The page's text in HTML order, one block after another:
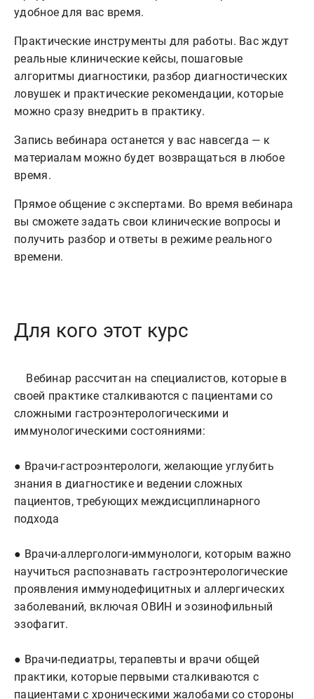
удобное для вас время.
Практические инструменты для работы. Вас ждут
реальные клинические кейсы, пошаговые
алгоритмы диагностики, разбор диагностических
ловушек и практические рекомендации, которые
можно сразу внедрить в практику.
Запись вебинара останется у вас навсегда — к
материалам можно будет возвращаться в любое
время.
Прямое общение с экспертами. Во время вебинара
вы сможете задать свои клинические вопросы и
получить разбор и ответы в режиме реального
времени.
Для кого этот курс
своей практике сталкиваются с пациентами со
сложными гастроэнтерологическими и
иммунологическими состояниями:
● Врачи-гастроэнтерологи, желающие углубить
знания в диагностике и ведении сложных
пациентов, требующих междисциплинарного
подхода
● Врачи-аллергологи-иммунологи, которым важно
научиться распознавать гастроэнтерологические
проявления иммунодефицитных и аллергических
заболеваний, включая ОВИН и эозинофильный
эзофагит.
● Врачи-педиатры, терапевты и врачи общей
практики, которые первыми сталкиваются с
пациентами с хроническими жалобами со стороны